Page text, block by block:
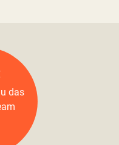
das